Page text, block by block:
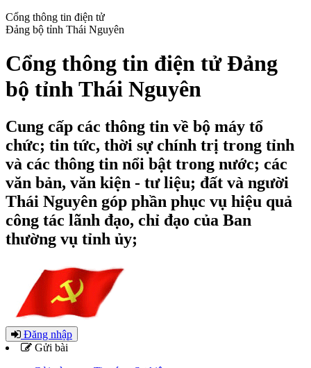
Cổng thông tin điện tử
Đảng bộ tỉnh Thái Nguyên
Cổng thông tin điện tử Đảng
bộ tỉnh Thái Nguyên
Cung cấp các thông tin về bộ máy tổ
chức; tin tức, thời sự chính trị trong tỉnh
và các thông tin nổi bật trong nước; các
văn bản, văn kiện - tư liệu; đất và người
Thái Nguyên góp phần phục vụ hiệu quả
công tác lãnh đạo, chỉ đạo của Ban
thường vụ tỉnh ủy;
Đăng nhập
Gửi bài